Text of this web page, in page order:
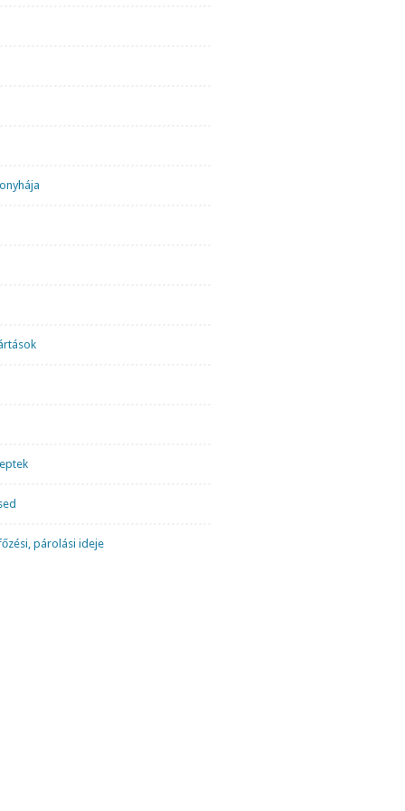
párolási ideje